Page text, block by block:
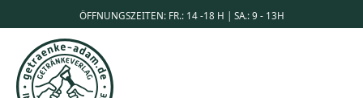
ÖFFNUNGSZEITEN: FR.: 14 -18 H | SA.: 9 - 13H